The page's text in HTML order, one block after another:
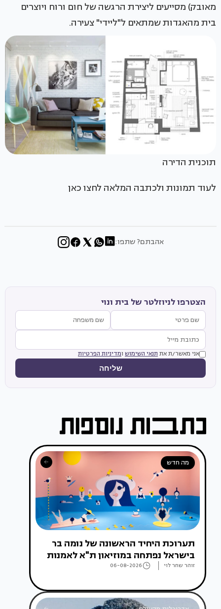
מאובק) מסייעים ליצירת הרגשה של חום ורוח ויוצרים
בית מהאגדות שמתאים ל"ליידי" צעירה.
תוכנית הדירה
לעוד תמונות ולכתבה המלאה לחצו כאן
אהבתם? שתפו:
הצטרפו לניוזלטר של בית ונוי
אני מאשר/ת את תנאי השימוש ומדיניות הפרטיות
שליחה
מה חדש
תערוכת היחיד הראשונה של נומה בר
בישראל נפתחה במוזיאון ת"א לאמנות
זוהר שחר לוי 06-08-2026